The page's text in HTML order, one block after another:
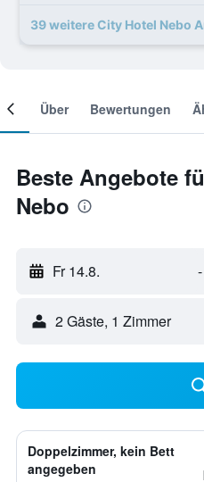
39 weitere City Hotel Nebo
Über Bewertungen
Beste Angebote
Nebo
Fr 14.8. -
2 Gäste, 1 Zimmer
Doppelzimmer, kein Bett
angegeben